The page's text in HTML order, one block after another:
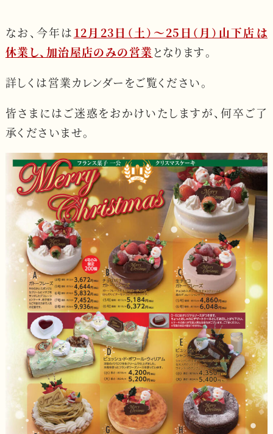
なお、今年は 12月23日（土）〜25日（月）山下店は
休業し、加治屋店のみの営業 となります。
詳しくは営業カレンダーをご覧ください。
皆さまにはご迷惑をおかけいたしますが、何卒ご了
承くださいませ。